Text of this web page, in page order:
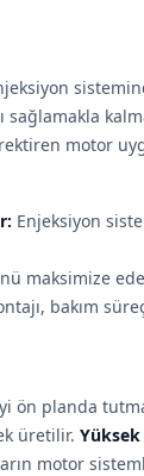
sağlamakla
motor
Enjeksiyon
maksimize
bakım
planda
üretilir. Yüksek
motor